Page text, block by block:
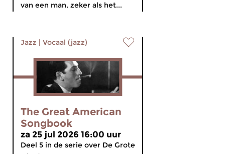
van een man, zeker als het...
Jazz | Vocaal (jazz)
The Great American
Songbook
za 25 jul 2026 16:00 uur
Deel 5 in de serie over De Grote